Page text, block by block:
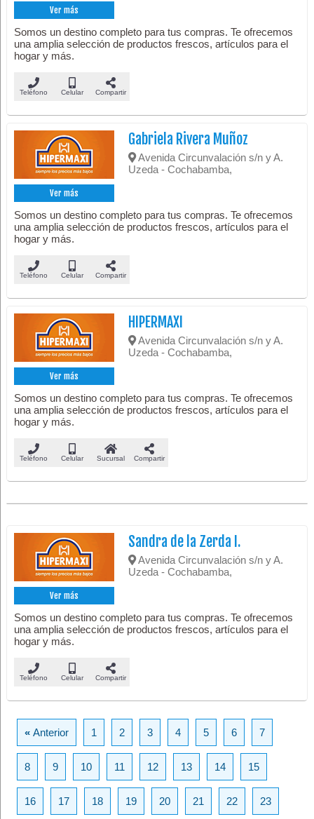
Ver más
Somos un destino completo para tus compras. Te ofrecemos
una amplia selección de productos frescos, artículos para el
hogar y más.
Teléfono Celular Compartir
Ver más
Gabriela Rivera Muñoz
Avenida Circunvalación s/n y A.
Uzeda - Cochabamba,
Somos un destino completo para tus compras. Te ofrecemos
una amplia selección de productos frescos, artículos para el
hogar y más.
Teléfono Celular Compartir
Ver más
HIPERMAXI
Avenida Circunvalación s/n y A.
Uzeda - Cochabamba,
Somos un destino completo para tus compras. Te ofrecemos
una amplia selección de productos frescos, artículos para el
hogar y más.
Teléfono Celular Sucursal Compartir
Ver más
Sandra de la Zerda I.
Avenida Circunvalación s/n y A.
Uzeda - Cochabamba,
Somos un destino completo para tus compras. Te ofrecemos
una amplia selección de productos frescos, artículos para el
hogar y más.
Teléfono Celular Compartir
«Anterior 1 2 3 4 5 6 7
8 9 10 11 12 13 14 15
16 17 18 19 20 21 22 23